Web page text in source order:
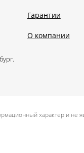
Гарантии
О компании
характер и не